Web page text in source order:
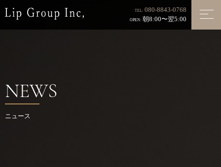
TEL: 080-8843-0768
OPEN: 朝8:00〜翌5:00
NEWS
ニュース